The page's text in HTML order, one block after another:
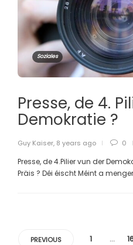
Soziales
Presse, de 4.
Demokratie ?
Guy Kaiser, 8 years ago 0
Presse, de 4.Pilier vun der
Präis ? Déi éischt Méint a
PREVIOUS 1 …